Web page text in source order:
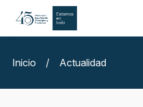
Inicio
/ Actualidad